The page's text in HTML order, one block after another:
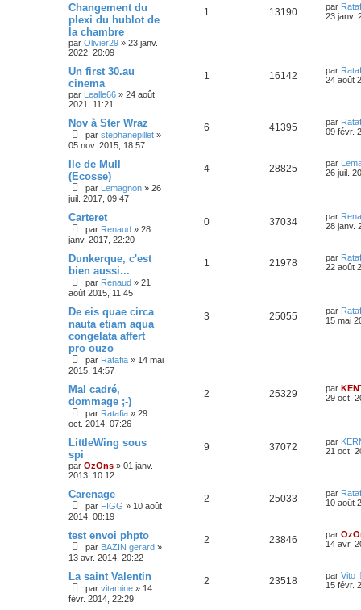
Changement du
plexi du hublot de
la chambre
par Olivier29 » 23 janv.
2022, 20:09
1 13190 par
23 janv.
Un first 30.au
cinema
par Lealle66 » 24 août
2021, 11:21
1 16142 par
24 août
Nov à Ster Wraz
par stephanepillet »
05 nov. 2015, 18:57
6 41395 par
09 févr.
Ile de Mull
(Ecosse)
par Lemagnon » 26
juil. 2017, 09:47
4 28825 par
26 juil.
Carteret
par Renaud » 28
janv. 2017, 22:20
0 37034 par
28 janv.
Dunkerque, c'est
bien aussi...
par Renaud » 21
août 2015, 11:45
1 21978 par
22 août
De eis quae circa
nauta etiam aqua
congelata affert
pro ouzo
par Ratafia » 14 mai
2015, 14:57
3 25055 par
15 mai
Mal cadré,
dommage ;-)
par Ratafia » 29
oct. 2014, 07:26
2 25329 par
29 oct.
LittleWing sous
spi
par OzOns » 01 janv.
2013, 10:12
9 37072 par
21 oct.
Carenage
par FIGG » 10 août
2014, 08:19
2 25033 par
10 août
test envoi phpto
par BAZIN gerard »
13 avr. 2014, 20:22
2 23846 par
14 avr.
La saint Valentin
par vitamine » 14
févr. 2014, 22:29
2 23518 par Vito
15 févr.